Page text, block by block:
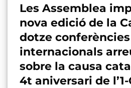
Les Assemblea
nova edició de la
dotze conferències
internacionals
sobre la causa
4t aniversari de l’1-